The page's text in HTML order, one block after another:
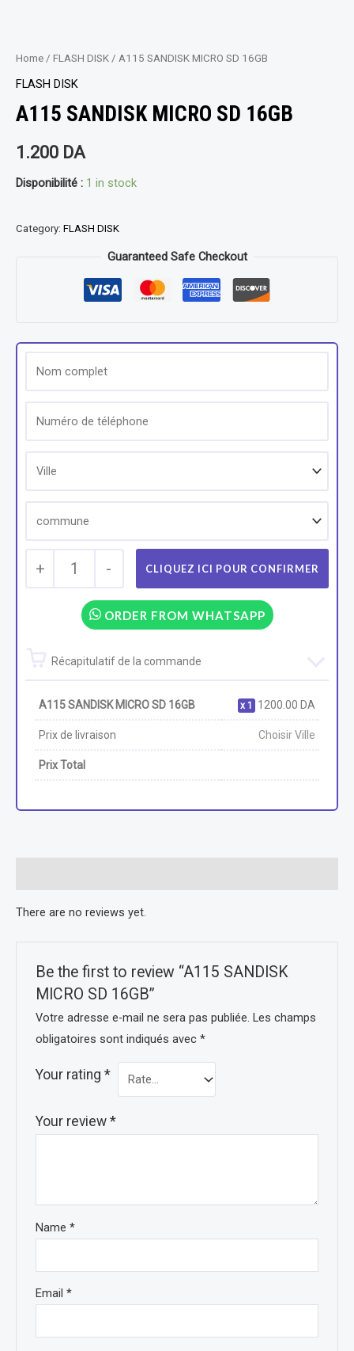
Home / FLASH DISK / A115 SANDISK MICRO SD 16GB
FLASH DISK
A115 SANDISK MICRO SD 16GB
1.200 DA
Disponibilité : 1 in stock
Category: FLASH DISK
Guaranteed Safe Checkout
+ 1 -
ORDER FROM WHATSAPP
Récapitulatif de la commande
A115 SANDISK MICRO SD 16GB 1 1200.00 DA
Prix de livraison Choisir Ville
Prix Total
There are no reviews yet.
Be the first to review “A115 SANDISK
MICRO SD 16GB”
Votre adresse e-mail ne sera pas publiée. Les champs
obligatoires sont indiqués avec*
Your rating*
Your review*
Name*
Email*